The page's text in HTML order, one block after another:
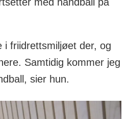
i friidrettsmiljøet der, og
Samtidig kommer jeg
sier hun.